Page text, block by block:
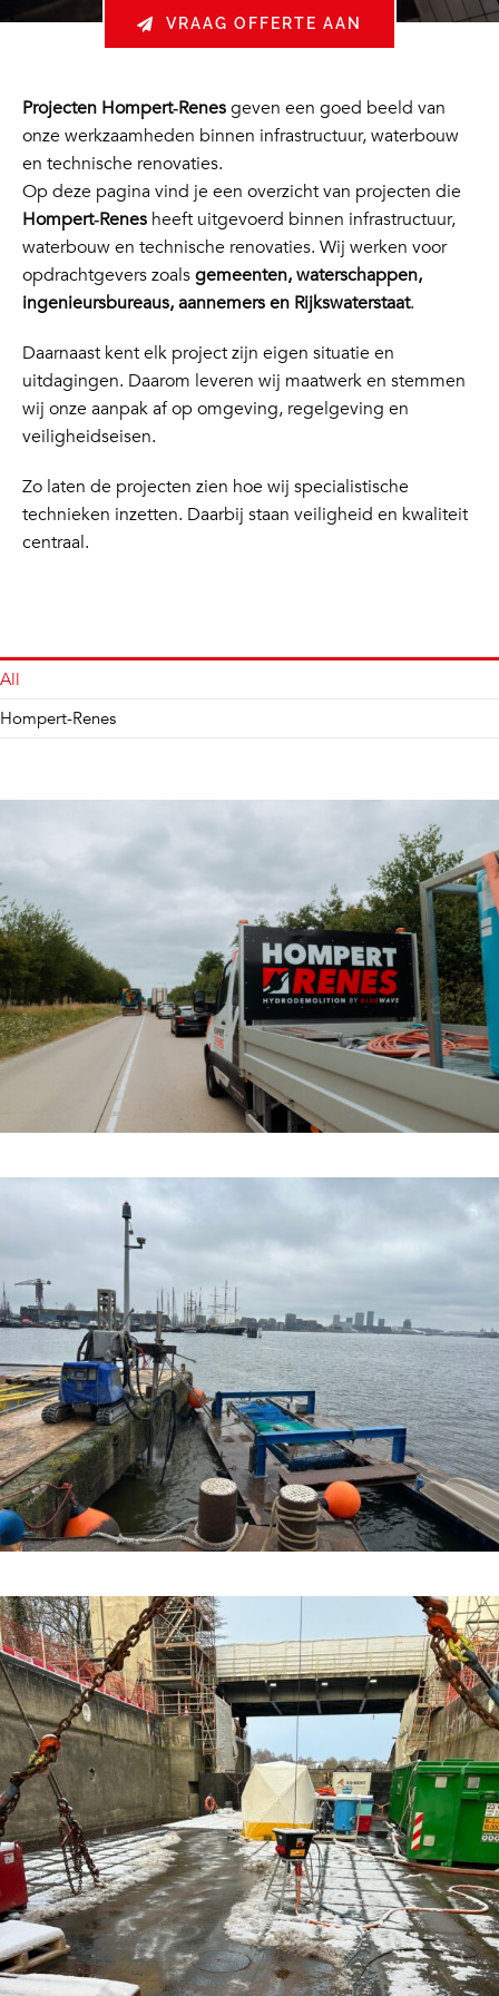
VRAAG OFFERTE AAN
Projecten Hompert‑Renesgeven een goed beeld van
onze werkzaamheden binnen infrastructuur, waterbouw
en technische renovaties.
Op deze pagina vind je een overzicht van projecten die
Hompert‑Renesheeft uitgevoerd binnen infrastructuur,
waterbouw en technische renovaties. Wij werken voor
opdrachtgevers zoalsgemeenten, waterschappen,
ingenieursbureaus, aannemers en Rijkswaterstaat.
Daarnaast kent elk project zijn eigen situatie en
uitdagingen. Daarom leveren wij maatwerk en stemmen
wij onze aanpak af op omgeving, regelgeving en
veiligheidseisen.
Zo laten de projecten zien hoe wij specialistische
technieken inzetten. Daarbij staan veiligheid en kwaliteit
centraal.
All
Hompert-Renes